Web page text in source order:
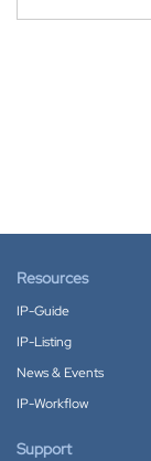
Resources
IP-Guide
IP-Listing
News & Events
IP-Workflow
Support